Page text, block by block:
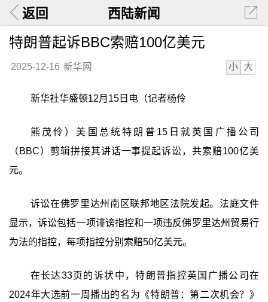
返回 西陆新闻
特朗普起诉BBC索赔100亿美元
2025-12-16 新华网 小 大
新华社华盛顿12月15日电（记者杨伶
熊茂伶）美国总统特朗普15日就英国广播公司
（BBC）剪辑拼接其讲话一事提起诉讼，共索赔100亿美
元。
诉讼在佛罗里达州南区联邦地区法院发起。法庭文件
显示，诉讼包括一项诽谤指控和一项违反佛罗里达州贸易行
为法的指控，每项指控分别索赔50亿美元。
在长达33页的诉状中，特朗普指控英国广播公司在
2024年大选前一周播出的名为《特朗普：第二次机会？》